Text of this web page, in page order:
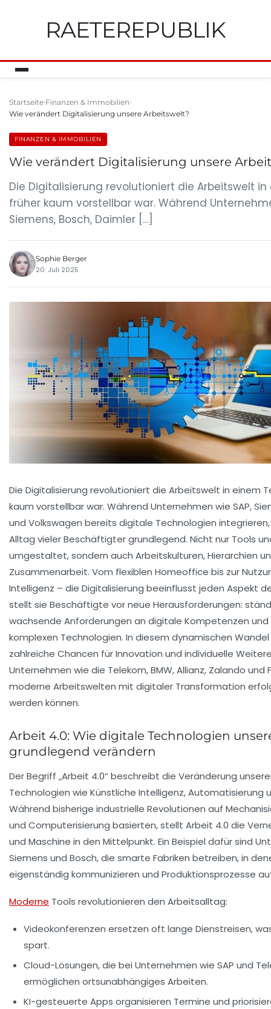
RAETEREPUBLIK
Startseite Finanzen & Immobilien
Wie verändert Digitalisierung unsere Arbeitswelt?
FINANZEN & IMMOBILIEN
Wie verändert Digitalisierung unsere
Die Digitalisierung revolutioniert die Arbeitswelt
früher kaum vorstellbar war. Während
Siemens, Bosch, Daimler […]
Sophie Berger
20. Juli 2025
Die Digitalisierung revolutioniert die Arbeitswelt in einem
kaum vorstellbar war. Während Unternehmen wie SAP,
und Volkswagen bereits digitale Technologien
Alltag vieler Beschäftigter grundlegend. Nicht nur Tools
umgestaltet, sondern auch Arbeitskulturen, Hierarchien
Zusammenarbeit. Vom flexiblen Homeoffice bis zur
Intelligenz – die Digitalisierung beeinflusst jeden Aspekt
stellt sie Beschäftigte vor neue Herausforderungen:
wachsende Anforderungen an digitale Kompetenzen
komplexen Technologien. In diesem dynamischen
zahlreiche Chancen für Innovation und individuelle
Unternehmen wie die Telekom, BMW, Allianz, Zalando und
moderne Arbeitswelten mit digitaler Transformation
werden können.
Arbeit 4.0: Wie digitale Technologien
grundlegend verändern
Der Begriff „Arbeit 4.0“ beschreibt die Veränderung
Technologien wie Künstliche Intelligenz, Automatisierung
Während bisherige industrielle Revolutionen auf
und Computerisierung basierten, stellt Arbeit 4.0 die
und Maschine in den Mittelpunkt. Ein Beispiel dafür sind
Siemens und Bosch, die smarte Fabriken betreiben, in
eigenständig kommunizieren und Produktionsprozesse
Moderne Tools revolutionieren den Arbeitsalltag:
Videokonferenzen ersetzen oft lange Dienstreisen,
spart.
Cloud-Lösungen, die bei Unternehmen wie SAP und
ermöglichen ortsunabhängiges Arbeiten.
KI-gesteuerte Apps organisieren Termine und